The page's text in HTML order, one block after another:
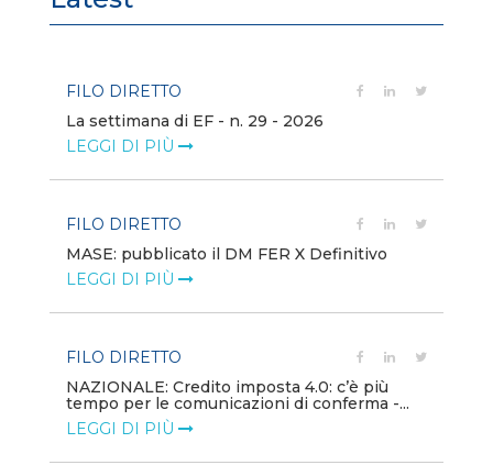
FILO DIRETTO
La settimana di EF - n. 29 - 2026
LEGGI DI PIÙ
FILO DIRETTO
MASE: pubblicato il DM FER X Definitivo
LEGGI DI PIÙ
FILO DIRETTO
NAZIONALE: Credito imposta 4.0: c’è più
tempo per le comunicazioni di conferma -...
LEGGI DI PIÙ